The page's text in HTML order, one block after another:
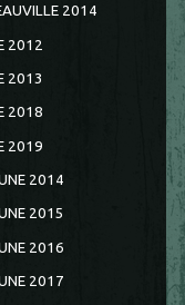
2014
2012
2013
2018
2019
2014
2015
2016
2017